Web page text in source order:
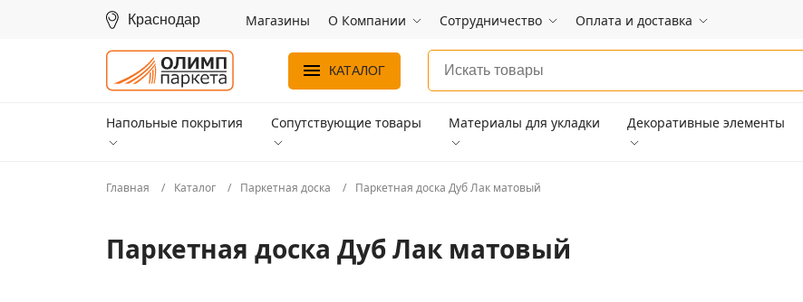
Краснодар Магазины О Компании Сотрудничество Оплата и доставка
КАТАЛОГ
Напольные покрытия Сопутствующие товары Материалы для укладки Декоративные элементы
Главная Каталог Паркетная доска Паркетная доска Дуб Лак матовый
Паркетная доска Дуб Лак матовый